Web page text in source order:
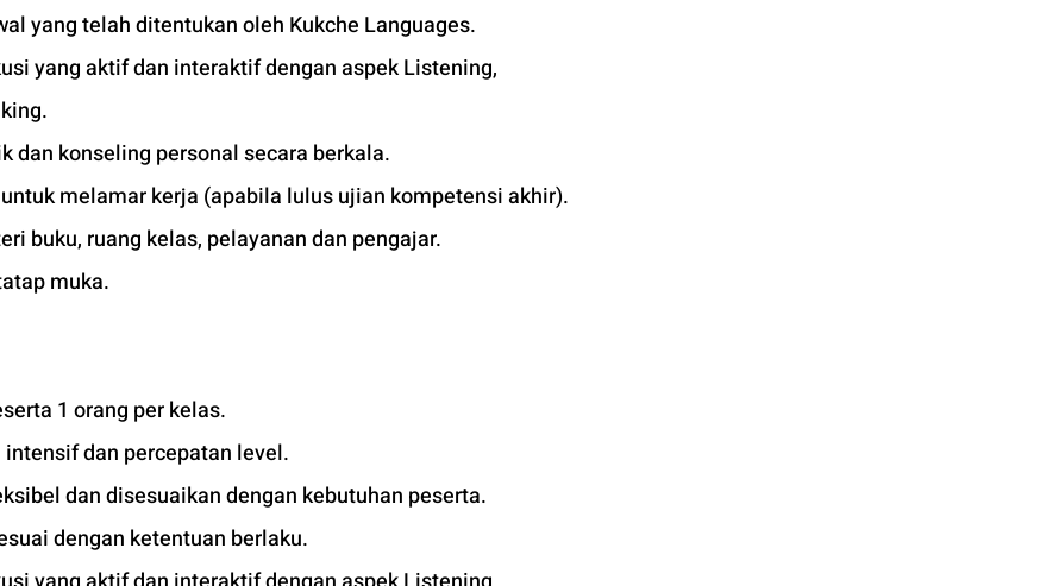
yang telah ditentukan oleh Kukche Languages.
yang aktif dan interaktif dengan aspek Listening,
dan konseling personal secara berkala.
melamar kerja (apabila lulus ujian kompetensi akhir).
buku, ruang kelas, pelayanan dan pengajar.
muka.
1 orang per kelas.
dan percepatan level.
dan disesuaikan dengan kebutuhan peserta.
dengan ketentuan berlaku.